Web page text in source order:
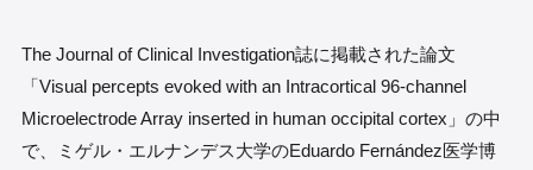
The Journal of Clinical Investigation誌に掲載された論文
「Visual percepts evoked with an Intracortical 96-channel
Microelectrode Array inserted in human occipital cortex」の中
で、ミゲル・エルナンデス大学のEduardo Fernández医学博